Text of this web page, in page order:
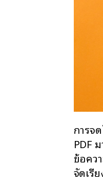
การจ
PDF
ข้อคว
จัดเรี